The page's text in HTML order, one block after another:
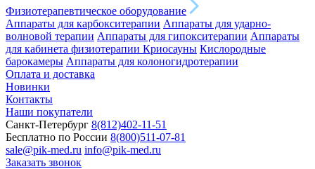
Физиотерапевтическое оборудование
Аппараты для карбокситерапии Аппараты для ударно-
волновой терапии Аппараты для гипокситерапии Аппараты
для кабинета физиотерапии Криосауны Кислородные
барокамеры Аппараты для колоногидротерапии
Оплата и доставка
Новинки
Контакты
Наши покупатели
Санкт-Петербург 8(812)402-11-51
Бесплатно по России 8(800)511-07-81
sale@pik-med.ru info@pik-med.ru
Заказать звонок